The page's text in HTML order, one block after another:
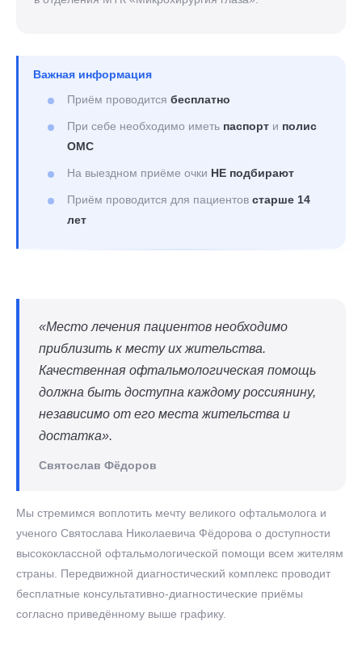
Важная информация
Приём проводится бесплатно
При себе необходимо иметь паспорт и полис
ОМС
На выездном приёме очки НЕ подбирают
Приём проводится для пациентов старше 14
лет
«Место лечения пациентов необходимо
приблизить к месту их жительства.
Качественная офтальмологическая помощь
должна быть доступна каждому россиянину,
независимо от его места жительства и
достатка».
Святослав Фёдоров
Мы стремимся воплотить мечту великого офтальмолога и
ученого Святослава Николаевича Фёдорова о доступности
высококлассной офтальмологической помощи всем жителям
страны. Передвижной диагностический комплекс проводит
бесплатные консультативно-диагностические приёмы
согласно приведённому выше графику.